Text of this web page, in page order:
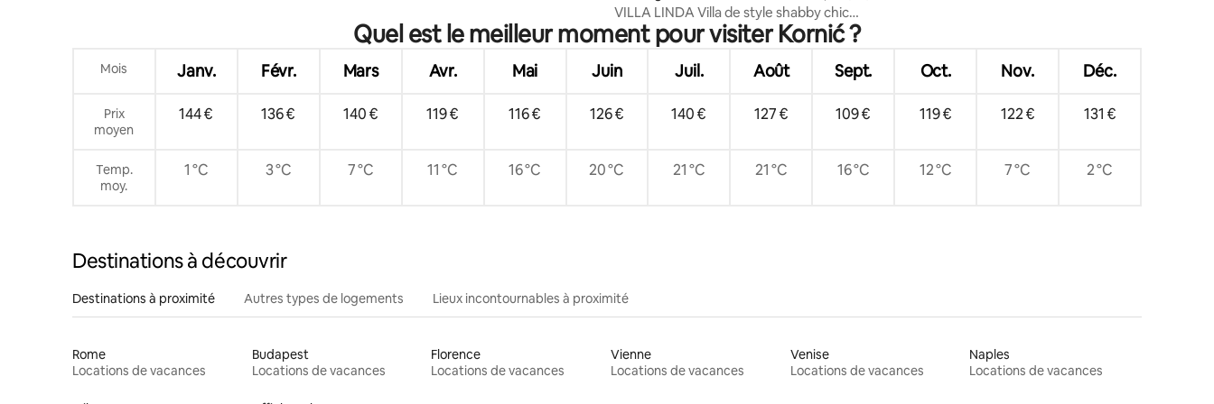
VILLA LINDA Villa de style shabby chic
avec piscine sur l'île de Krk
Quel est le meilleur moment pour visiter Kornić ?
Mois Janv. Févr. Mars Avr. Mai Juin Juil. Août Sept. Oct. Nov. Déc.
Prix
moyen
144 € 136 € 140 € 119 € 116 € 126 € 140 € 127 € 109 € 119 € 122 € 131 €
Temp.
moy.
1 °C 3 °C 7 °C 11 °C 16 °C 20 °C 21 °C 21 °C 16 °C 12 °C 7 °C 2 °C
Destinations à découvrir
Destinations à proximité Autres types de logements Lieux incontournables à proximité
Rome
Locations de vacances
Budapest
Locations de vacances
Florence
Locations de vacances
Vienne
Locations de vacances
Venise
Locations de vacances
Naples
Locations de vacances